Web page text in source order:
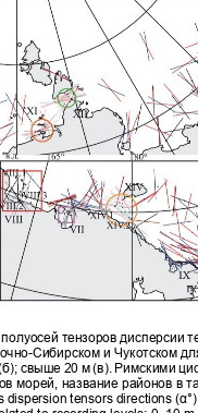
тензоров дисперсии
-Сибирском и Чукотском
свыше 20 м (в). Римскими
морей, название районов в
dispersion tensors directions (α